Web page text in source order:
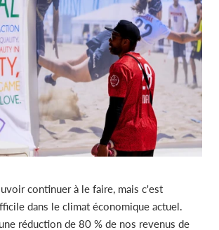
continuer à le faire, mais c'est
dans le climat économique actuel.
réduction de 80 % de nos revenus de